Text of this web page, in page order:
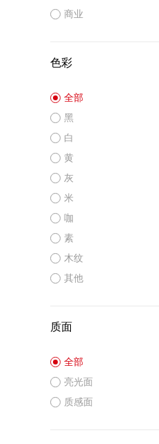
商业
色彩
全部
黑
白
黄
灰
米
咖
素
木纹
其他
质面
全部
亮光面
质感面